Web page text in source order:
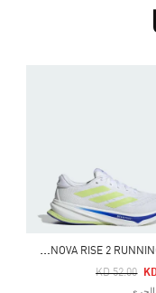
ح
ذاء SUPERNOVA RISE 2 RUNNING
Price Reduced From
KD 52.00
To